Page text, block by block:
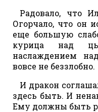
Радовало, что
Огорчало, что он
еще большую
курица над
наслаждением
вовсе не беззлобно.
И дракон
здесь быть. И
Ему должны быть